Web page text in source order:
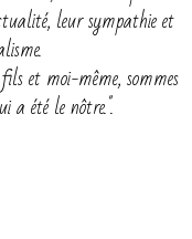
leur sympathie et
et moi-même, sommes
a été le nôtre.".